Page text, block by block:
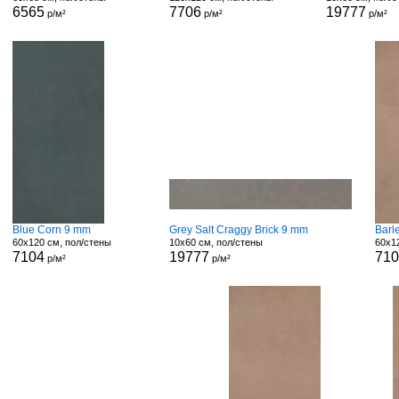
6565 р/м² 7706 р/м² 19777 р/м²
Blue Corn 9 mm
60x120 см, пол/стены
7104 р/м²
Grey Salt Craggy Brick 9 mm
10x60 см, пол/стены
19777 р/м²